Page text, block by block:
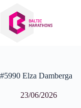
saturu
#5990 Elza Damberga
23/06/2026